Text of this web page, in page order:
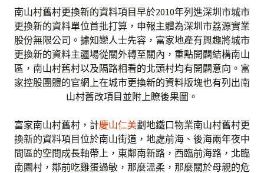
南山村舊村更換新的資料項目早於2010年列進深圳市城市
更換新的資料單位首批打算，申報主體為深圳市荔源實業
股份無限公司。據知戀人士先容，富家地產有興趣將城市
更換新的資料主疆場從關外轉至關內，重點開闢結構南山
區，南山村舊村以及隔路相看的北頭村均有開闢意向。富
家控股團體的官網上在城市更換新的資料版塊也有列出南
山村舊改項目並附上瞭後果圖。
富家南山村舊村，計慶山仁美劃地鐵口物業南山村舊村更
換新的資料項目位於南山街道，地處前海、後海兩年夜中
間區的空間成長軸帶上，東鄰南新路，西臨前海路，北臨
南園村，鄰前吃雞蛋過敏，那麼溫柔，那麼關於母親的危